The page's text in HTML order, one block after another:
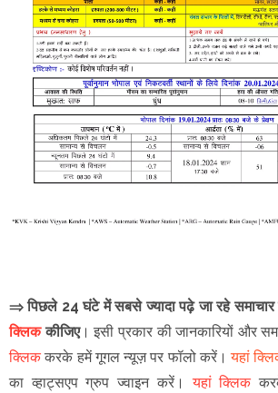
⇒ पिछले 24 घंटे में सबसे ज्यादा पढ़े जा रहे
क्लिककीजिए।इसी प्रकार की जानकारियों और
क्लिककरके हमें गूगल न्यूज़ पर फॉलो करें।यहां
का व्हाट्सएप ग्रुप ज्वाइन करें। यहां क्लिक